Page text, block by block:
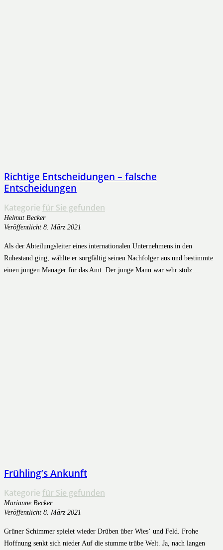
Richtige Entscheidungen – falsche
Entscheidungen
Kategorie für Sie gefunden
Helmut Becker
Veröffentlicht 8. März 2021
Als der Abteilungsleiter eines internationalen Unternehmens in den
Ruhestand ging, wählte er sorgfältig seinen Nachfolger aus und bestimmte
einen jungen Manager für das Amt. Der junge Mann war sehr stolz…
Frühling’s Ankunft
Kategorie für Sie gefunden
Marianne Becker
Veröffentlicht 8. März 2021
Grüner Schimmer spielet wieder Drüben über Wies‘ und Feld. Frohe
Hoffnung senkt sich nieder Auf die stumme trübe Welt. Ja, nach langen